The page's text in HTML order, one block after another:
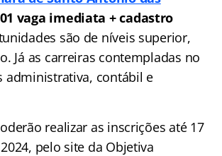
vaga imediata + cadastro
são de níveis superior,
Já as carreiras contempladas no
administrativa, contábil e
realizar as inscrições até 17
pelo site da Objetiva